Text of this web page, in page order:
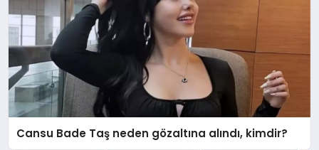
OTOMOBIL
KÜNYE
İLETIŞIM
Cansu Bade Taş neden gözaltına alındı, kimdir?